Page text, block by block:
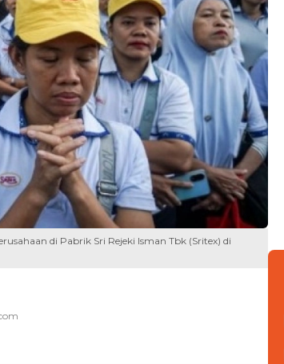
di Pabrik Sri Rejeki Isman Tbk (Sritex) di